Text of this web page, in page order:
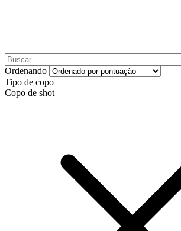
Ordenando
Tipo de copo
Copo de shot